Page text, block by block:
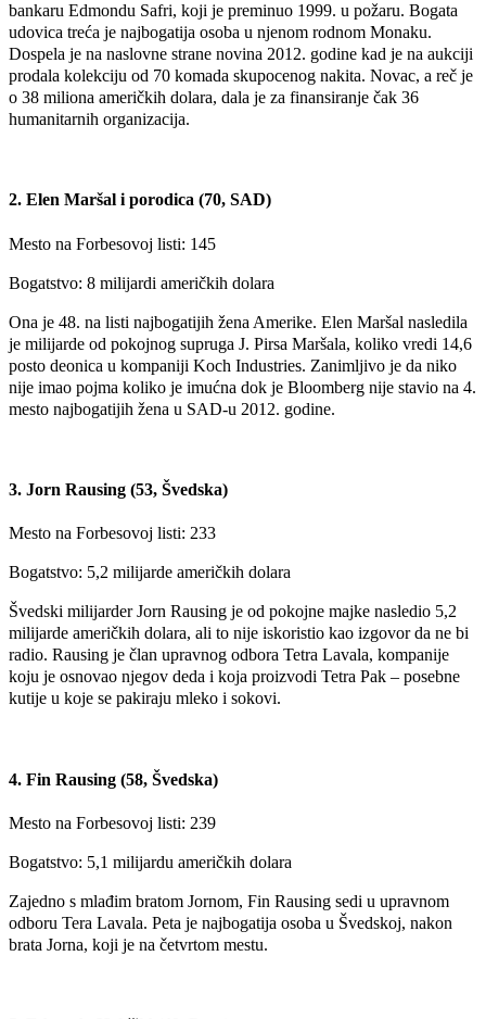
bankaru Edmondu Safri, koji je preminuo 1999. u požaru. Bogata
udovica treća je najbogatija osoba u njenom rodnom Monaku.
Dospela je na naslovne strane novina 2012. godine kad je na aukciji
prodala kolekciju od 70 komada skupocenog nakita. Novac, a reč je
o 38 miliona američkih dolara, dala je za finansiranje čak 36
humanitarnih organizacija.
2. Elen Maršal i porodica (70, SAD)
Mesto na Forbesovoj listi: 145
Bogatstvo: 8 milijardi američkih dolara
Ona je 48. na listi najbogatijih žena Amerike. Elen Maršal nasledila
je milijarde od pokojnog supruga J. Pirsa Maršala, koliko vredi 14,6
posto deonica u kompaniji Koch Industries. Zanimljivo je da niko
nije imao pojma koliko je imućna dok je Bloomberg nije stavio na 4.
mesto najbogatijih žena u SAD-u 2012. godine.
3. Jorn Rausing (53, Švedska)
Mesto na Forbesovoj listi: 233
Bogatstvo: 5,2 milijarde američkih dolara
Švedski milijarder Jorn Rausing je od pokojne majke nasledio 5,2
milijarde američkih dolara, ali to nije iskoristio kao izgovor da ne bi
radio. Rausing je član upravnog odbora Tetra Lavala, kompanije
koju je osnovao njegov deda i koja proizvodi Tetra Pak – posebne
kutije u koje se pakiraju mleko i sokovi.
4. Fin Rausing (58, Švedska)
Mesto na Forbesovoj listi: 239
Bogatstvo: 5,1 milijardu američkih dolara
Zajedno s mlađim bratom Jornom, Fin Rausing sedi u upravnom
odboru Tera Lavala. Peta je najbogatija osoba u Švedskoj, nakon
brata Jorna, koji je na četvrtom mestu.